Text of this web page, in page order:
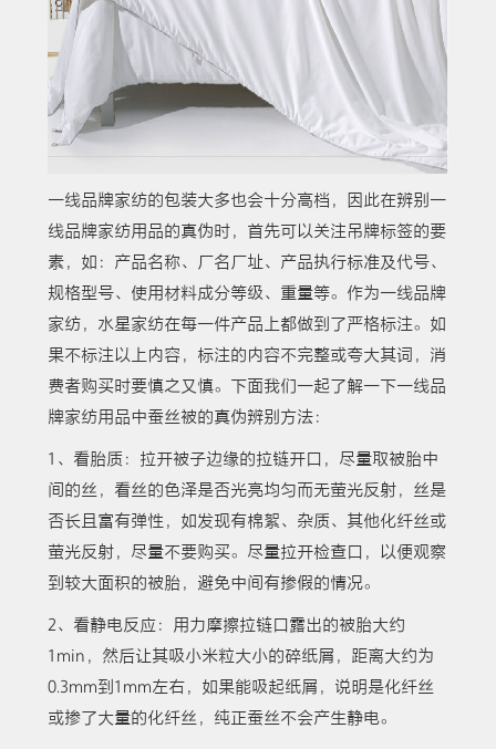
一线品牌家纺的包装大多也会十分高档，因此在辨别一
线品牌家纺用品的真伪时，首先可以关注吊牌标签的要
素，如：产品名称、厂名厂址、产品执行标准及代号、
规格型号、使用材料成分等级、重量等。作为一线品牌
家纺，水星家纺在每一件产品上都做到了严格标注。如
果不标注以上内容，标注的内容不完整或夸大其词，消
费者购买时要慎之又慎。下面我们一起了解一下一线品
牌家纺用品中蚕丝被的真伪辨别方法：
1、看胎质：拉开被子边缘的拉链开口，尽量取被胎中
间的丝，看丝的色泽是否光亮均匀而无萤光反射，丝是
否长且富有弹性，如发现有棉絮、杂质、其他化纤丝或
萤光反射，尽量不要购买。尽量拉开检查口，以便观察
到较大面积的被胎，避免中间有掺假的情况。
2、看静电反应：用力摩擦拉链口露出的被胎大约
1min，然后让其吸小米粒大小的碎纸屑，距离大约为
0.3mm到1mm左右，如果能吸起纸屑，说明是化纤丝
或掺了大量的化纤丝，纯正蚕丝不会产生静电。